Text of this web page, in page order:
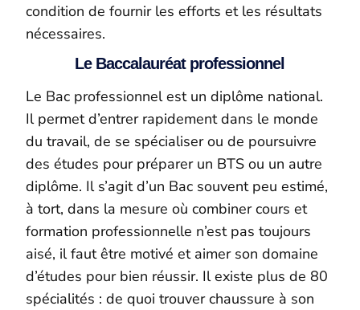
condition de fournir les efforts et les résultats
nécessaires.
Le Baccalauréat professionnel
Le Bac professionnel est un diplôme national.
Il permet d’entrer rapidement dans le monde
du travail, de se spécialiser ou de poursuivre
des études pour préparer un BTS ou un autre
diplôme. Il s’agit d’un Bac souvent peu estimé,
à tort, dans la mesure où combiner cours et
formation professionnelle n’est pas toujours
aisé, il faut être motivé et aimer son domaine
d’études pour bien réussir. Il existe plus de 80
spécialités : de quoi trouver chaussure à son